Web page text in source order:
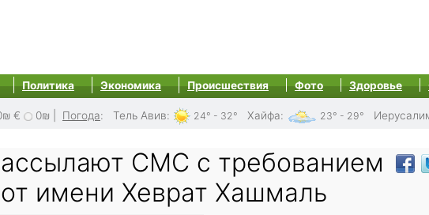
Политика Экономика Происшествия Фото Здоровье
€ 0₪ Погода: Тель Авив: 24° - 32° Хайфа: 23° - 29°
СМС с требованием
имени Хеврат Хашмаль